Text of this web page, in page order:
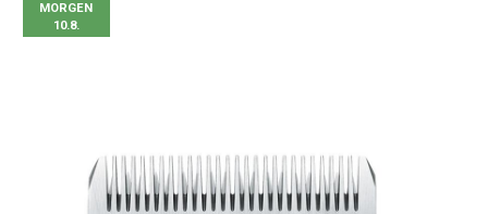
MORGEN
10.8.